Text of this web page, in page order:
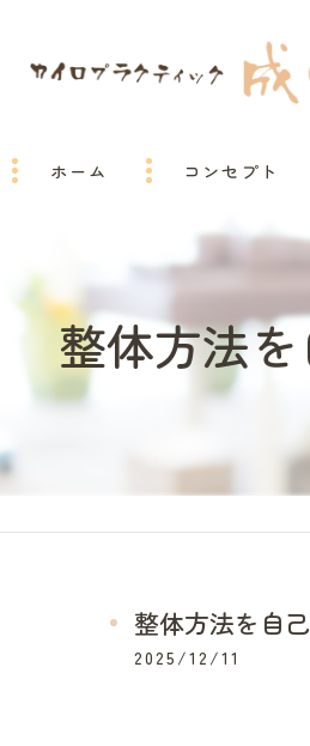
ホーム コンセプト
整体方法
整体方法を自
2025/12/11